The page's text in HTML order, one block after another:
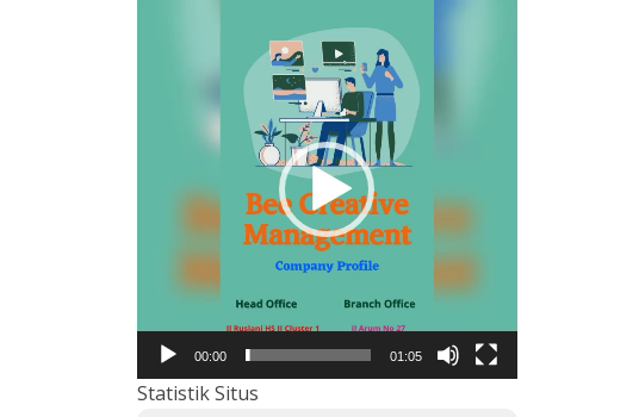
00:00 01:05
Statistik Situs